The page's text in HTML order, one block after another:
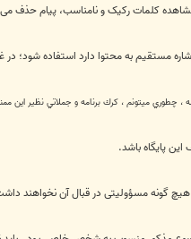
مشاهده کلمات رکیک و نامناسب، پیام
مستقیم به محتوا دارد استفاده
، چطوري ميتونم ، كرك برنامه و جملاتي نظیر این
پایگاه باشد.
گونه مسؤولیتی در قبال آن نخواهند